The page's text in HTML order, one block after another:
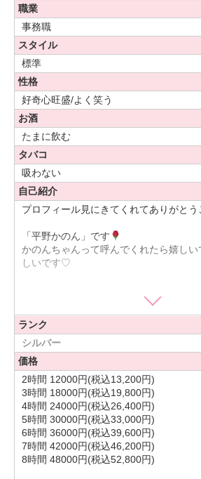
職業
事務職
スタイル
標準
性格
好奇心旺盛/よく笑う
お酒
たまに飲む
タバコ
吸わない
自己紹介
プロフィール見にきてくれてありがとう
「平野かのん」です
かのんちゃんって呼んでくれたら嬉し
しいです♡
楽しくお話しすることが大好きです！
性格は好奇心旺盛なので、わたしの知
えてくださいっ(*^^*)
聞き上手とも言われるので、相談ごとも
話しましょう
美味しいものが、大好きです♥️
好きな食べ物は、お寿司、お肉、スイー
そして！絶対外せないものは…♡
オムライスですねっ
トロトロの卵がいいな〜考えてるだけで
いました〜♡
ランク
シルバー
価格
2時間 12000円(税込13,200円)
3時間 18000円(税込19,800円)
4時間 24000円(税込26,400円)
5時間 30000円(税込33,000円)
6時間 36000円(税込39,600円)
7時間 42000円(税込46,200円)
8時間 48000円(税込52,800円)